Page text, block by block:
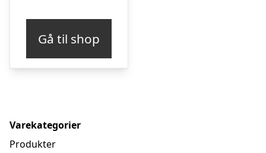
Gå til shop
Varekategorier
Produkter